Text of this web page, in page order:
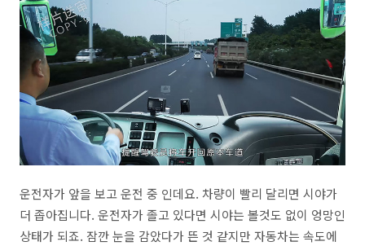
운전자가 앞을 보고 운전 중 인데요. 차량이 빨리 달리면 시야가
더 좁아집니다. 운전자가 졸고 있다면 시야는 볼것도 없이 엉망인
상태가 되죠. 잠깐 눈을 감았다가 뜬 것 같지만 자동차는 속도에